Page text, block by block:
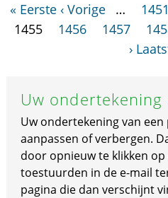
« Eerste ‹ Vorige … 1451
1455
1456 1457
›
Uw ondertekening
Uw ondertekening van
aanpassen of verbergen.
door opnieuw te klikken op
toestuurden in de e-mail
pagina die dan verschijnt